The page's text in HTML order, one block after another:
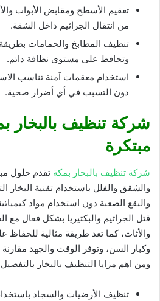
تعقيم الأسطح ومقابض الأبواب
من انتقال الجراثيم داخل الشقة.
تنظيف المطابخ والحمامات بطريقة
وتحافظ على مستوى نظافة دائم.
استخدام معقمات آمنة تناسب
دون التسبب في أي أضرار صحية.
شركة تنظيف بالبخار
مبتكرة
شركة تنظيف بالبخار بمكة تقدم حلول
والشقق والفلل باستخدام تقنية البخار
والبقع الصعبة دون استخدام مواد
قتل الجراثيم والبكتيريا بشكل فعال
والأثاث، كما تعد طريقة مثالية للحفاظ
وكبار السن، وتوفر الوقت والجهد مقارنة
ومن اهم مزايا التنظيف بالبخار
تنظيف الأرضيات والسجاد باستخدام